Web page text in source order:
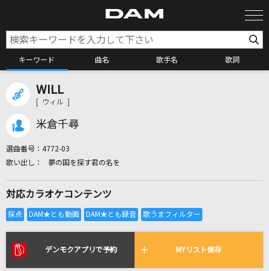
キーワード 曲名 歌手名 歌詞
全国りれき
リアルタイムで歌われている曲の一覧
WILL
[ ウィル ]
米倉千尋
選曲番号： 4772-03
夢の国を探す君の名を
対応カラオケコンテンツ
デンモクアプリで予約 MYリスト保存